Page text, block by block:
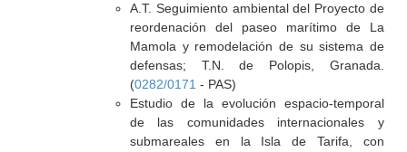
A.T. Seguimiento ambiental del Proyecto de
reordenación del paseo marítimo de La
Mamola y remodelación de su sistema de
defensas; T.N. de Polopis, Granada.
(0282/0171 - PAS)
Estudio de la evolución espacio-temporal
de las comunidades internacionales y
submareales en la Isla de Tarifa, con